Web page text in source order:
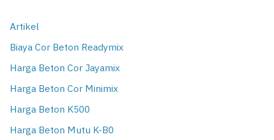
Artikel
Biaya Cor Beton Readymix
Harga Beton Cor Jayamix
Harga Beton Cor Minimix
Harga Beton K500
Harga Beton Mutu K-B0